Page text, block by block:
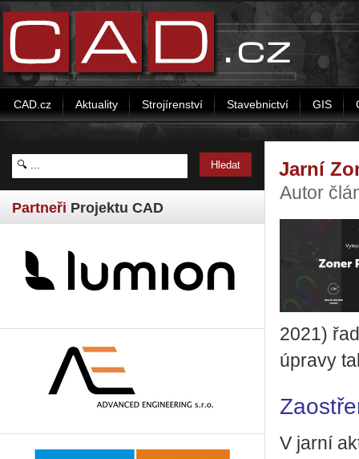
CAD.cz Aktuality Strojírenství Stavebnictví GIS
Partneři Projektu CAD
Jarní
Autor
2021)
úpra­vy
V jarní